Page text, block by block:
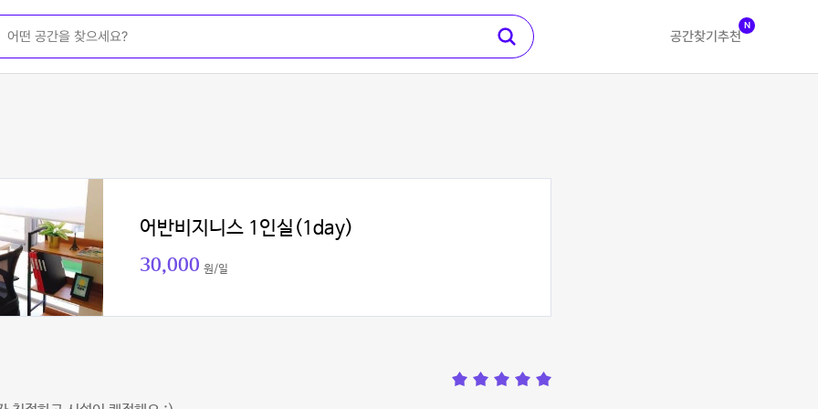
공간찾기 추천
N
어반비지니스 1인실(1day)
30,000 원/일